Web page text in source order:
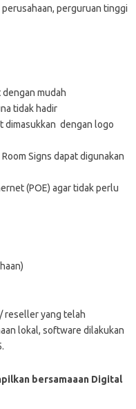
perguruan tinggi
mudah
tidak hadir
dimasukkan dengan logo
Signs dapat digunakan
(POE) agar tidak perlu
reseller yang telah
lokal, software dilakukan
bersamaaan Digital